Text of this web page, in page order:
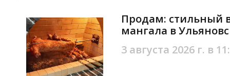
Продам: стильный
мангала в
3 августа 2026 г. в